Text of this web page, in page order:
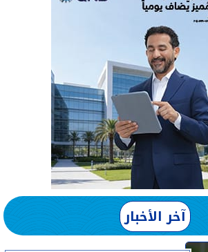
آخر الأخبار